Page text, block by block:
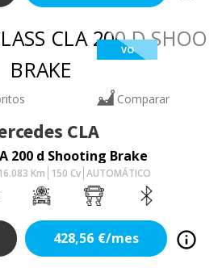
VO
Comparar
CLA
200 d Shooting Brake
16.083 Km 150 Cv AUTOMÁTICO
428,56 €/mes